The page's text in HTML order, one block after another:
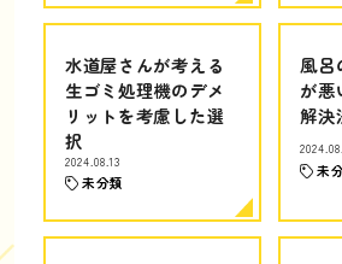
水道屋さんが考える
生ゴミ処理機のデメ
リットを考慮した選
択
2024.08.13
未分類
風呂
が悪
解決
未